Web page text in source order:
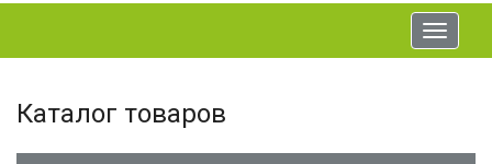
Toggle
Каталог товаров